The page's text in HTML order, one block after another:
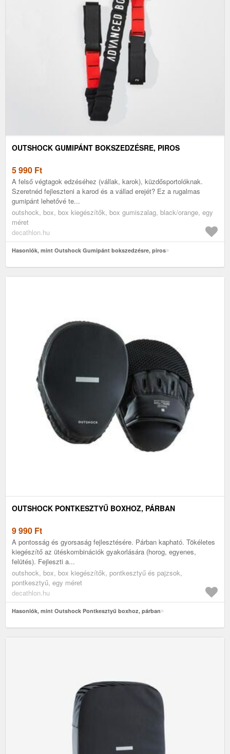
OUTSHOCK GUMIPÁNT BOKSZEDZÉSRE, PIROS
5 990 Ft
A felső végtagok edzéséhez (vállak, karok), küzdősportolóknak.
Szeretnéd fejleszteni a karod és a vállad erejét? Ez a rugalmas
gumipánt lehetővé te...
outshock, box, box kiegészítők, box gumiszalag, black/orange, egy
méret
decathlon.hu
Hasonlók, mint Outshock Gumipánt bokszedzésre, piros
OUTSHOCK PONTKESZTYŰ BOXHOZ, PÁRBAN
9 990 Ft
A pontosság és gyorsaság fejlesztésére. Párban kapható. Tökéletes
kiegészítő az ütéskombinációk gyakorlására (horog, egyenes,
felütés). Fejleszti a...
outshock, box, box kiegészítők, pontkesztyű és pajzsok,
pontkesztyű, egy méret
decathlon.hu
Hasonlók, mint Outshock Pontkesztyű boxhoz, párban